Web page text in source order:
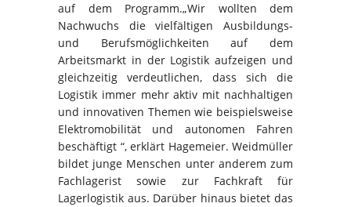
auf dem Programm.„Wir wollten dem
Nachwuchs die vielfältigen Ausbildungs-
und Berufsmöglichkeiten auf dem
Arbeitsmarkt in der Logistik aufzeigen und
gleichzeitig verdeutlichen, dass sich die
Logistik immer mehr aktiv mit nachhaltigen
und innovativen Themen wie beispielsweise
Elektromobilität und autonomen Fahren
beschäftigt “, erklärt Hagemeier. Weidmüller
bildet junge Menschen unter anderem zum
Fachlagerist sowie zur Fachkraft für
Lagerlogistik aus. Darüber hinaus bietet das